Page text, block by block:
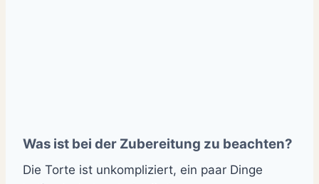
Was ist bei der Zubereitung zu beachten?
Die Torte ist unkompliziert, ein paar Dinge